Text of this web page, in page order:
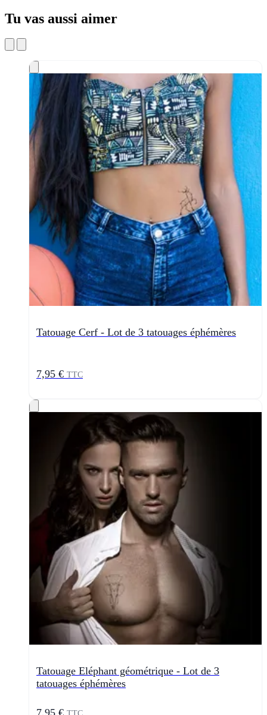
Tu vas aussi aimer
Tatouage Cerf - Lot de 3 tatouages éphémères
7,95 € TTC
Tatouage Eléphant géométrique - Lot de 3
tatouages éphémères